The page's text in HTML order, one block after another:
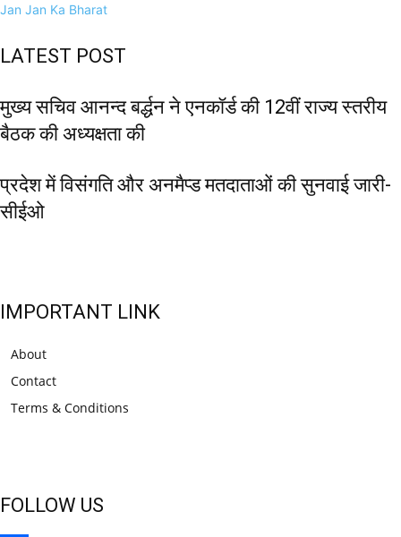
Jan Jan Ka Bharat
LATEST POST
मुख्य सचिव आनन्द बर्द्धन ने एनकॉर्ड की 12वीं राज्य स्तरीय
बैठक की अध्यक्षता की
प्रदेश में विसंगति और अनमैप्ड मतदाताओं की सुनवाई जारी-
सीईओ
IMPORTANT LINK
About
Contact
Terms & Conditions
FOLLOW US